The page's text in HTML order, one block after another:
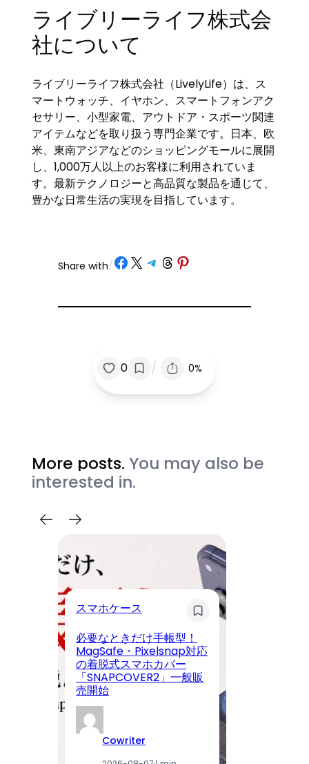
ライブリーライフ株式会
社について
ライブリーライフ株式会社（LivelyLife）は、ス
マートウォッチ、イヤホン、スマートフォンアク
セサリー、小型家電、アウトドア・スポーツ関連
アイテムなどを取り扱う専門企業です。日本、欧
米、東南アジアなどのショッピングモールに展開
し、1,000万人以上のお客様に利用されていま
す。最新テクノロジーと高品質な製品を通じて、
豊かな日常生活の実現を目指しています。
Share with/ Share on Facebook
Share on X Share on Telegram
Share on Threads
Share on Pinterest
0 / 0%
More posts. You may also be
interested in.
スマホケース
必要なときだけ手帳型！
MagSafe・Pixelsnap対応
の着脱式スマホカバー
「SNAPCOVER2」一般販
売開始
Cowriter